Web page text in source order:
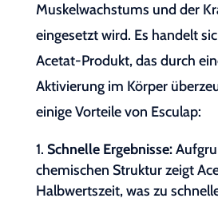
Muskelwachstums und der
eingesetzt wird. Es handelt
Acetat-Produkt, das durch
Aktivierung im Körper
einige Vorteile von Esculap:
Schnelle Ergebnisse:
chemischen Struktur zeigt
Halbwertszeit, was zu